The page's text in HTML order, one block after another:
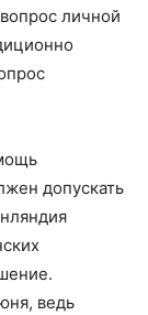
личной
допускать
ведь